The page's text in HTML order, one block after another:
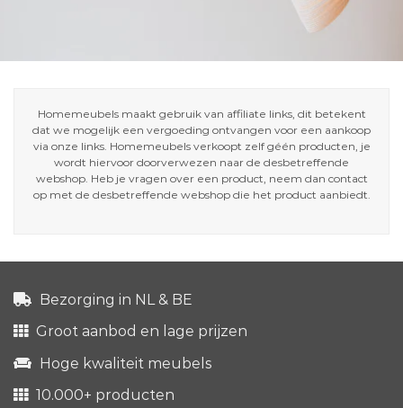
Homemeubels maakt gebruik van affiliate links, dit betekent
dat we mogelijk een vergoeding ontvangen voor een aankoop
via onze links. Homemeubels verkoopt zelf géén producten, je
wordt hiervoor doorverwezen naar de desbetreffende
webshop. Heb je vragen over een product, neem dan contact
op met de desbetreffende webshop die het product aanbiedt.
Bezorging in NL & BE
Groot aanbod en lage prijzen
Hoge kwaliteit meubels
10.000+ producten